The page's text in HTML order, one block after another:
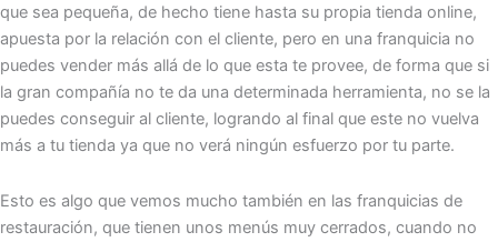
que sea pequeña, de hecho tiene hasta su propia tienda online,
apuesta por la relación con el cliente, pero en una franquicia no
puedes vender más allá de lo que esta te provee, de forma que si
la gran compañía no te da una determinada herramienta, no se la
puedes conseguir al cliente, logrando al final que este no vuelva
más a tu tienda ya que no verá ningún esfuerzo por tu parte.
Esto es algo que vemos mucho también en las franquicias de
restauración, que tienen unos menús muy cerrados, cuando no